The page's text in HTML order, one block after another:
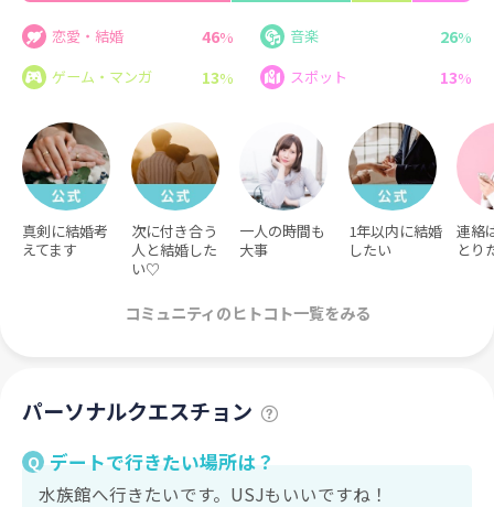
恋愛・結婚 46% 音楽 26%
ゲーム・マンガ
13% スポット 13%
真剣に結婚考
えてます
次に付き合う
人と結婚した
い♡
一人の時間も
大事
1年以内に結婚
したい
連絡
とり
コミュニティのヒトコト一覧をみる
パーソナルクエスチョン
Q デートで行きたい場所は？
水族館へ行きたいです。USJもいいですね！